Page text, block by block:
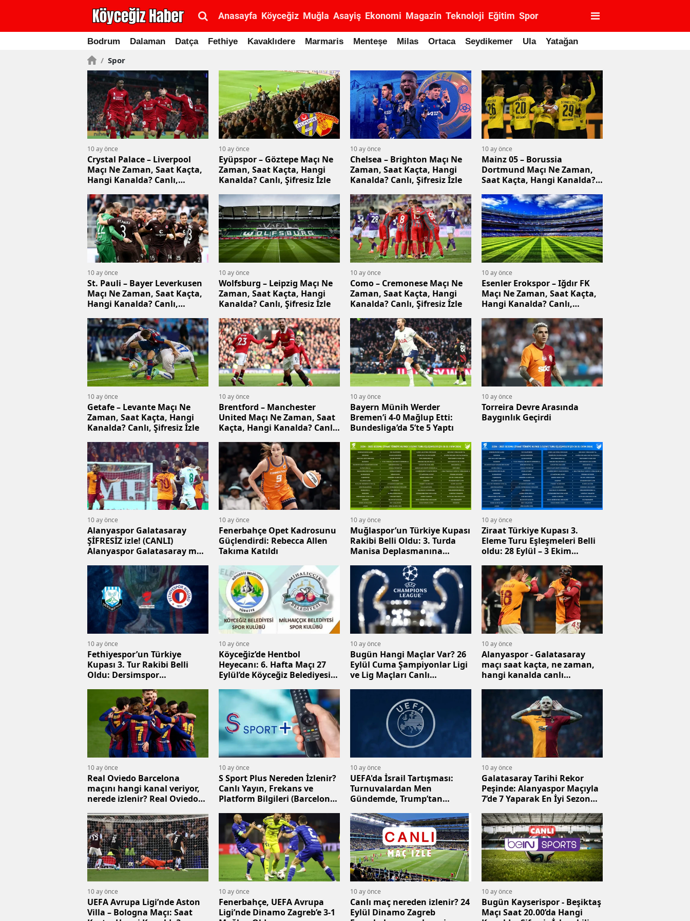
Anasayfa Köyceğiz Muğla Asayiş Ekonomi Magazin Teknoloji Eğitim Spor
Bodrum Dalaman Datça Fethiye Kavaklıdere Marmaris Menteşe Milas Ortaca Seydikemer Ula Yatağan
/ Spor
10 ay önce
Crystal Palace – Liverpool
Maçı Ne Zaman, Saat Kaçta,
Hangi Kanalda? Canlı,
10 ay önce
Eyüpspor – Göztepe Maçı Ne
Zaman, Saat Kaçta, Hangi
Kanalda? Canlı, Şifresiz İzle
10 ay önce
Chelsea – Brighton Maçı Ne
Zaman, Saat Kaçta, Hangi
Kanalda? Canlı, Şifresiz İzle
10 ay önce
Mainz 05 – Borussia
Dortmund Maçı Ne Zaman,
Saat Kaçta, Hangi Kanalda?
10 ay önce
St. Pauli – Bayer Leverkusen
Maçı Ne Zaman, Saat Kaçta,
Hangi Kanalda? Canlı,
10 ay önce
Wolfsburg – Leipzig Maçı Ne
Zaman, Saat Kaçta, Hangi
Kanalda? Canlı, Şifresiz İzle
10 ay önce
Como – Cremonese Maçı Ne
Zaman, Saat Kaçta, Hangi
Kanalda? Canlı, Şifresiz İzle
10 ay önce
Esenler Erokspor – Iğdır FK
Maçı Ne Zaman, Saat Kaçta,
Hangi Kanalda? Canlı,
10 ay önce
Getafe – Levante Maçı Ne
Zaman, Saat Kaçta, Hangi
Kanalda? Canlı, Şifresiz İzle
10 ay önce
Brentford – Manchester
United Maçı Ne Zaman, Saat
Kaçta, Hangi Kanalda? Canlı,
10 ay önce
Bayern Münih Werder
Bremen’i 4-0 Mağlup Etti:
Bundesliga’da 5’te 5 Yaptı
10 ay önce
Torreira Devre Arasında
Baygınlık Geçirdi
10 ay önce
Alanyaspor Galatasaray
ŞİFRESİZ izle! (CANLI)
Alanyaspor Galatasaray maçı
10 ay önce
Fenerbahçe Opet Kadrosunu
Güçlendirdi: Rebecca Allen
Takıma Katıldı
10 ay önce
Muğlaspor’un Türkiye Kupası
Rakibi Belli Oldu: 3. Turda
Manisa Deplasmanına
10 ay önce
Ziraat Türkiye Kupası 3.
Eleme Turu Eşleşmeleri Belli
oldu: 28 Eylül – 3 Ekim
10 ay önce
Fethiyespor’un Türkiye
Kupası 3. Tur Rakibi Belli
Oldu: Dersimspor
10 ay önce
Köyceğiz’de Hentbol
Heyecanı: 6. Hafta Maçı 27
Eylül’de Köyceğiz Belediyesi
Karşıya
10 ay önce
Bugün Hangi Maçlar Var? 26
Eylül Cuma Şampiyonlar Ligi
ve Lig Maçları Canlı
10 ay önce
Alanyaspor - Galatasaray
maçı saat kaçta, ne zaman,
hangi kanalda canlı
Linki Var mı?
10 ay önce
Real Oviedo Barcelona
maçını hangi kanal veriyor,
nerede izlenir? Real Oviedo
10 ay önce
S Sport Plus Nereden İzlenir?
Canlı Yayın, Frekans ve
Platform Bilgileri (Barcelona
10 ay önce
UEFA'da İsrail Tartışması:
Turnuvalardan Men
Gündemde, Trump’tan
10 ay önce
Galatasaray Tarihi Rekor
Peşinde: Alanyaspor Maçıyla
7’de 7 Yaparak En İyi Sezon
10 ay önce
UEFA Avrupa Ligi’nde Aston
Villa – Bologna Maçı: Saat
10 ay önce
Fenerbahçe, UEFA Avrupa
Ligi’nde Dinamo Zagreb’e 3-1
10 ay önce
Canlı maç nereden izlenir? 24
Eylül Dinamo Zagreb
10 ay önce
Bugün Kayserispor - Beşiktaş
Maçı Saat 20.00’da Hangi